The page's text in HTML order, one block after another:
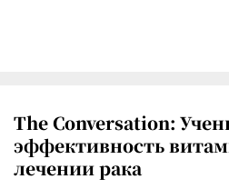
The Conversation:
эффективность
лечении рака